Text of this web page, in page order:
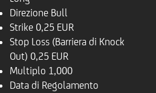
Direzione Bull
Strike 0,25 EUR
Stop Loss (Barriera di Knock
Out) 0,25 EUR
Multiplo 1,000
Data di Regolamento